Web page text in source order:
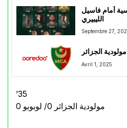
أمام فاسيل
الليبيري
Septembre 27,
الجزائر
Avril 1, 2025
’35
مولودية الجزائر 0/ لوبوبو 0